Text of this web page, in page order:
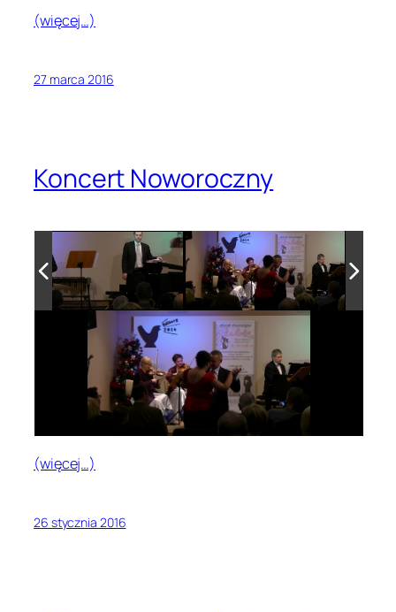
(więcej…)
27 marca 2016
Koncert Noworoczny
(więcej…)
26 stycznia 2016